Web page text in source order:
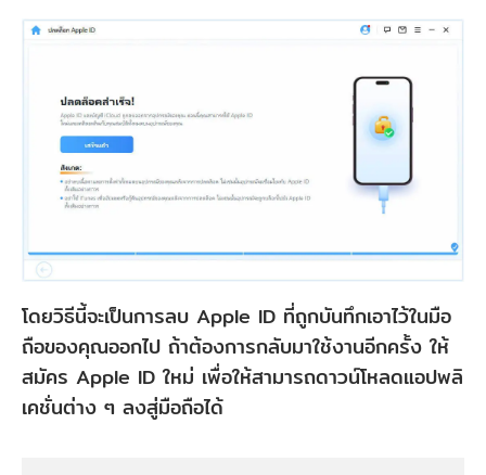
โดยวิธีนี้จะเป็นการลบ Apple ID ที่ถูกบันทึกเอาไว้ในมือ
ถือของคุณออกไป ถ้าต้องการกลับมาใช้งานอีกครั้ง ให้
สมัคร Apple ID ใหม่ เพื่อให้สามารถดาวน์โหลดแอปพลิ
เคชั่นต่าง ๆ ลงสู่มือถือได้